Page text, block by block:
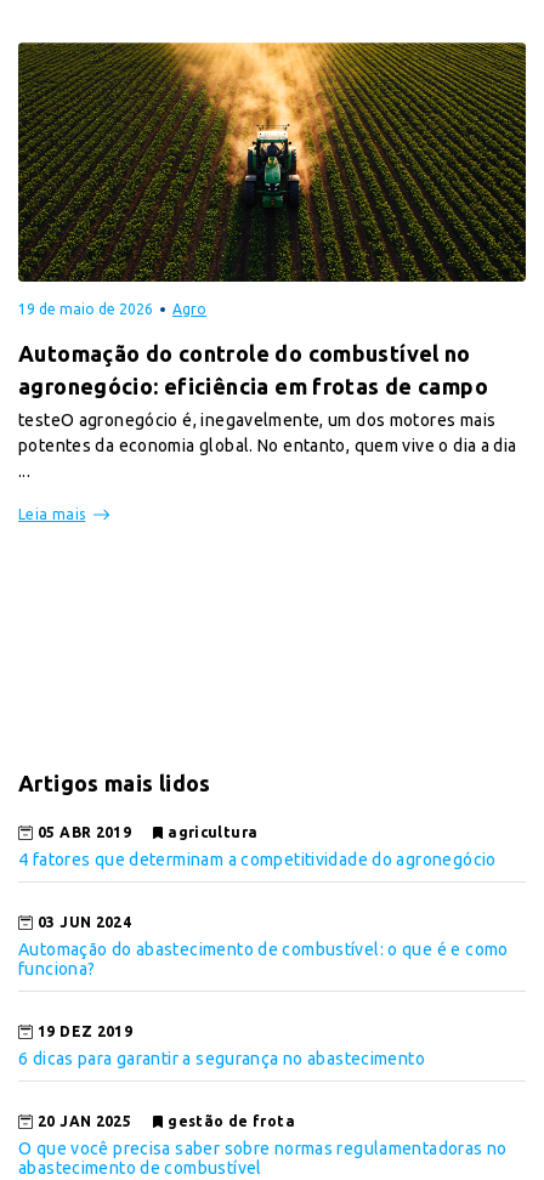
19 de maio de 2026 Agro
Automação do controle do combustível no
agronegócio: eficiência em frotas de campo
testeO agronegócio é, inegavelmente, um dos motores mais
potentes da economia global. No entanto, quem vive o dia a dia
...
Leia mais
Artigos mais lidos
05 ABR 2019 agricultura
4 fatores que determinam a competitividade do agronegócio
03 JUN 2024
Automação do abastecimento de combustível: o que é e como
funciona?
19 DEZ 2019
6 dicas para garantir a segurança no abastecimento
20 JAN 2025 gestão de frota
O que você precisa saber sobre normas regulamentadoras no
abastecimento de combustível